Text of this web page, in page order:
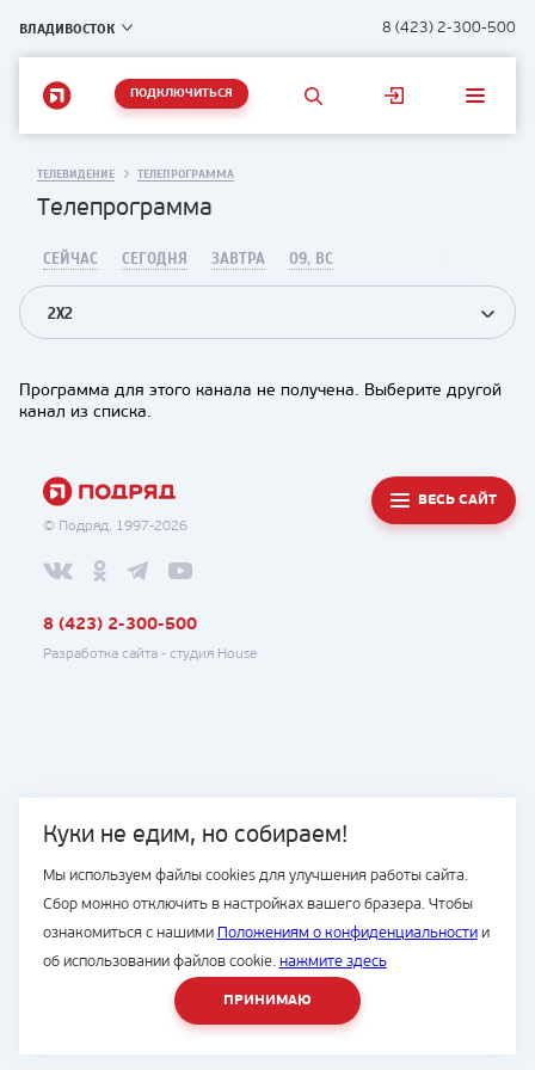
ВЛАДИВОСТОК 8 (423) 2-300-500
ПОДКЛЮЧИТЬСЯ
Куки не едим, но собираем!
Мы используем файлы cookies для улучшения работы сайта.
Сбор можно отключить в настройках вашего бразера. Чтобы
ознакомиться с нашими Положениям о конфиденциальностии
об использовании файлов cookie. нажмите здесь
ПРИНИМАЮ
ТЕЛЕВИДЕНИЕ ТЕЛЕПРОГРАММА
Телепрограмма
СЕЙЧАС СЕГОДНЯ ЗАВТРА 09, ВС
2X2
Программа для этого канала не получена. Выберите другой
канал из списка.
© Подряд, 1997-2026
ВЕСЬ САЙТ
8 (423) 2-300-500
Разработка сайта - студия House